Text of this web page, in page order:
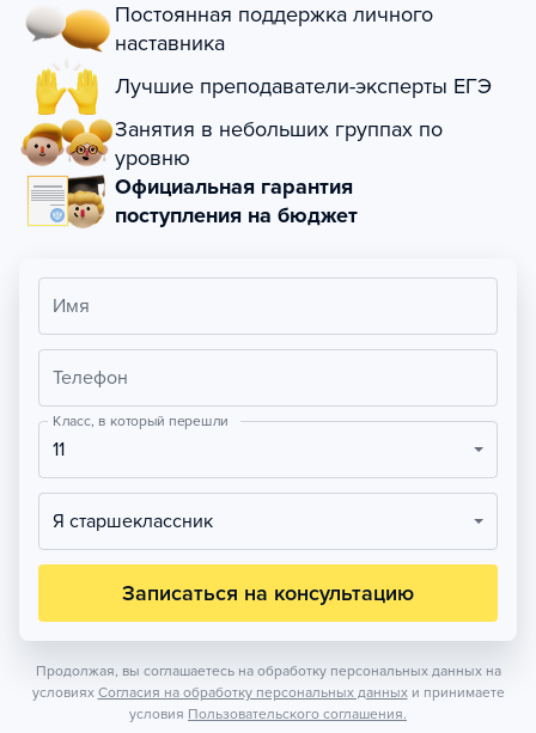
Постоянная поддержка личного
наставника
Лучшие преподаватели-эксперты ЕГЭ
Занятия в небольших группах по
уровню
Официальная гарантия
поступления на бюджет
Имя
Телефон
Класс, в который перешли
11
Я старшеклассник
Записаться на консультацию
Продолжая, вы соглашаетесь на обработку персональных данных на
условиях Согласия на обработку персональных данных и принимаете
условия Пользовательского соглашения.